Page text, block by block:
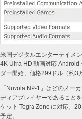
米国デジタルエンターテイメ
4K Ultra HD 動画対応 Android
ダー開始、価格299ドル（約3
「Nuvola NP-1」はどのメー
ディアプレイヤーであること
ケット Tegra Zone に対応。
予定。